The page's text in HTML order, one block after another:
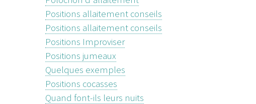
Positions allaitement conseils
Positions allaitement conseils
Positions Improviser
Positions jumeaux
Quelques exemples
Positions cocasses
Quand font-ils leurs nuits